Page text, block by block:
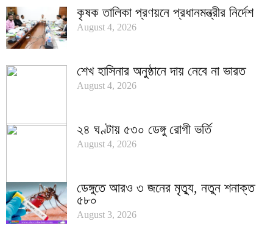
কৃষক তালিকা প্রণয়নে প্রধানমন্ত্রীর নির্দেশ
August 4, 2026
শেখ হাসিনার অনুষ্ঠানে দায় নেবে না ভারত
August 4, 2026
২৪ ঘণ্টায় ৫৩০ ডেঙ্গু রোগী ভর্তি
August 4, 2026
ডেঙ্গুতে আরও ৩ জনের মৃত্যু, নতুন শনাক্ত
৫৮০
August 3, 2026